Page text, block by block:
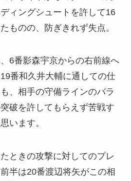
ィングシュートを許して16
ものの、防ぎきれず失点。
6番影森宇京からの右前線へ
番和久井大輔に通しての仕
、相手の守備ラインのバラ
破を許してもらえず苦戦す
います。
ときの攻撃に対してのプレ
半は20番渡辺将矢がこの相